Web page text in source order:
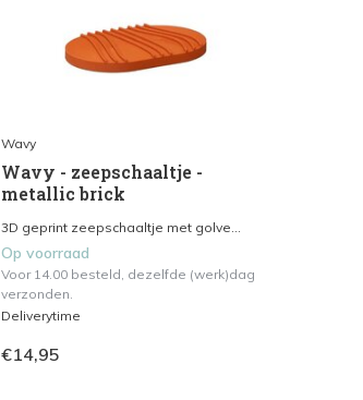
Wavy
Wavy - zeepschaaltje -
metallic brick
3D geprint zeepschaaltje met golve...
Op voorraad
Voor 14.00 besteld, dezelfde (werk)dag
verzonden.
Deliverytime
€14,95